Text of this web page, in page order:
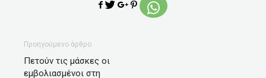
Προηγούμενο άρθρο
Πετούν τις μάσκες οι
εμβολιασμένοι στη